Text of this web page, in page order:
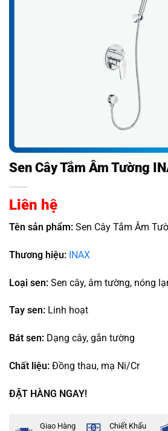
Sen Cây Tắm Âm Tường
Liên hệ
Tên sản phẩm: Sen Cây Tắm Âm
Thương hiệu: INAX
Loại sen: Sen cây, âm tường, nóng
Tay sen: Linh hoạt
Bát sen: Dạng cây, gắn tường
Chất liệu: Đồng thau, mạ Ni/Cr
ĐẶT HÀNG NGAY!
Giao Hàng
Chiết Khấu